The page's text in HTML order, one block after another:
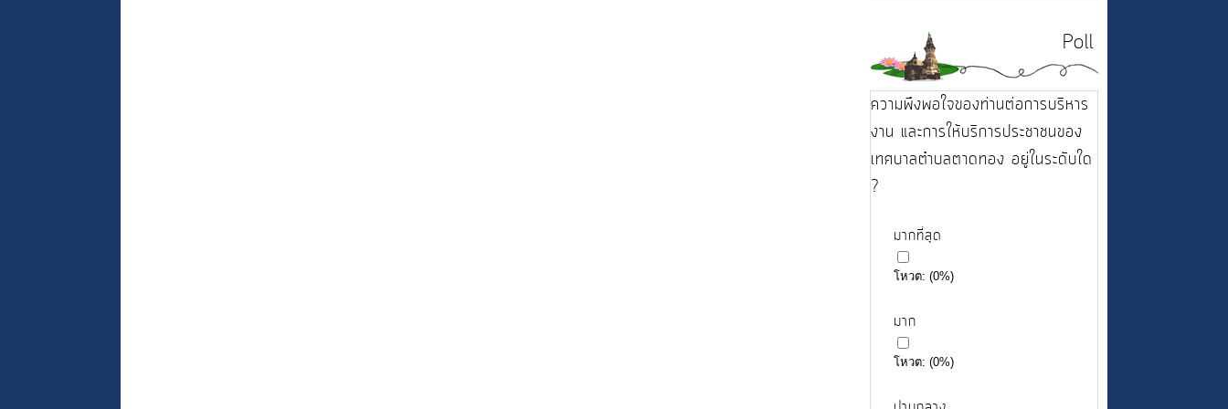
Poll
ความพึงพอใจของท่านต่อการบริหาร
งาน และการให้บริการประชาชนของ
เทศบาลตำบลตาดทอง อยู่ในระดับใด
?
มากที่สุด
โหวต: (0%)
มาก
โหวต: (0%)